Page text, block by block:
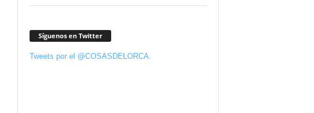
Síguenos en Twitter
Tweets por el @COSASDELORCA.